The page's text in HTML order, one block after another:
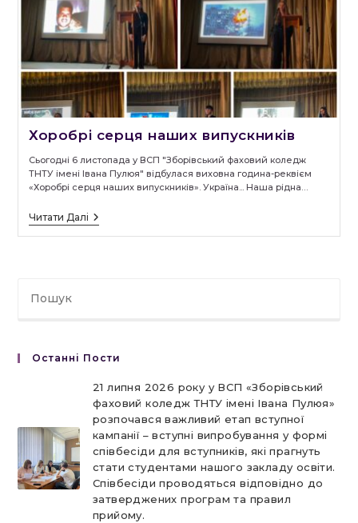
Хоробрі серця наших випускників
Сьогодні 6 листопада у ВСП "Зборівський фаховий коледж
ТНТУ імені Івана Пулюя" відбулася виховна година-реквієм
«Хоробрі серця наших випускників». Україна... Наша рідна…
Читати ДаліХоробрі
Серця
Останні Пости
21 липня 2026 року у ВСП «Зборівський
фаховий коледж ТНТУ імені Івана Пулюя»
розпочався важливий етап вступної
кампанії – вступні випробування у формі
співбесіди для вступників, які прагнуть
стати студентами нашого закладу освіти.
Співбесіди проводяться відповідно до
затверджених програм та правил
прийому.